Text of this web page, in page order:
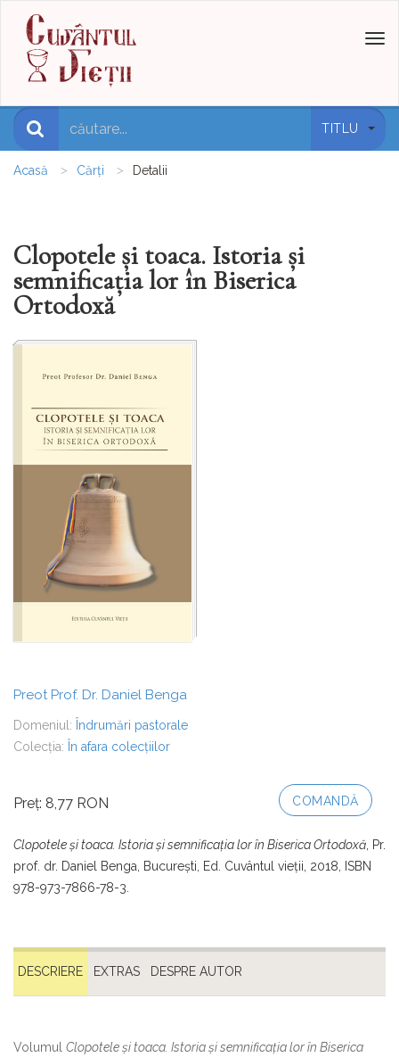
TITLU
Acasă Cărți Detalii
Clopotele și toaca. Istoria și
semnificația lor în Biserica
Ortodoxă
Preot Prof. Dr. Daniel Benga
Domeniul: Îndrumări pastorale
Colecția: În afara colecțiilor
Preț: 8,77 RON COMANDĂ
Clopotele și toaca. Istoria și semnificația lor în Biserica Ortodoxă , Pr.
prof. dr. Daniel Benga, Bucureşti, Ed. Cuvântul vieţii, 2018, ISBN
978-973-7866-78-3.
DESCRIERE EXTRAS DESPRE AUTOR
Volumul Clopotele și toaca. Istoria și semnificația lor în Biserica